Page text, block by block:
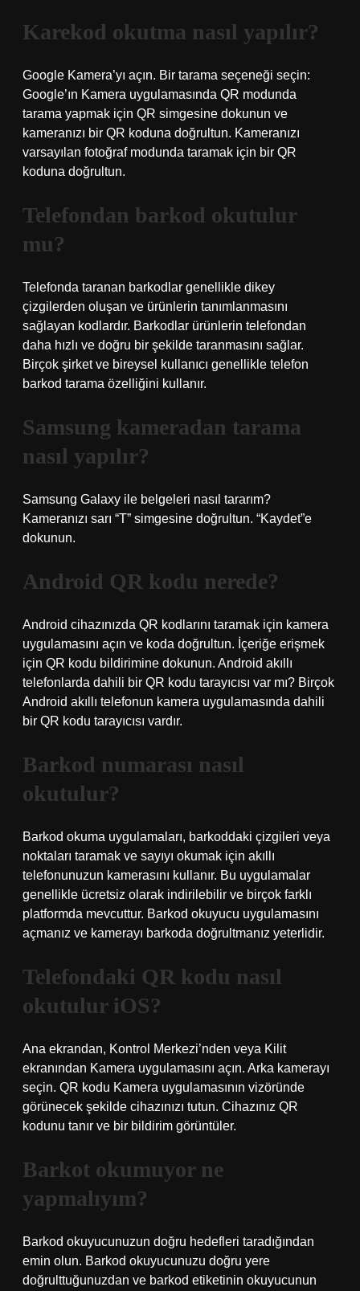
Karekod okutma nasıl yapılır?
Google Kamera’yı açın. Bir tarama seçeneği seçin:
Google’ın Kamera uygulamasında QR modunda
tarama yapmak için QR simgesine dokunun ve
kameranızı bir QR koduna doğrultun. Kameranızı
varsayılan fotoğraf modunda taramak için bir QR
koduna doğrultun.
Telefondan barkod okutulur
mu?
Telefonda taranan barkodlar genellikle dikey
çizgilerden oluşan ve ürünlerin tanımlanmasını
sağlayan kodlardır. Barkodlar ürünlerin telefondan
daha hızlı ve doğru bir şekilde taranmasını sağlar.
Birçok şirket ve bireysel kullanıcı genellikle telefon
barkod tarama özelliğini kullanır.
Samsung kameradan tarama
nasıl yapılır?
Samsung Galaxy ile belgeleri nasıl tararım?
Kameranızı sarı “T” simgesine doğrultun. “Kaydet”e
dokunun.
Android QR kodu nerede?
Android cihazınızda QR kodlarını taramak için kamera
uygulamasını açın ve koda doğrultun. İçeriğe erişmek
için QR kodu bildirimine dokunun. Android akıllı
telefonlarda dahili bir QR kodu tarayıcısı var mı? Birçok
Android akıllı telefonun kamera uygulamasında dahili
bir QR kodu tarayıcısı vardır.
Barkod numarası nasıl
okutulur?
Barkod okuma uygulamaları, barkoddaki çizgileri veya
noktaları taramak ve sayıyı okumak için akıllı
telefonunuzun kamerasını kullanır. Bu uygulamalar
genellikle ücretsiz olarak indirilebilir ve birçok farklı
platformda mevcuttur. Barkod okuyucu uygulamasını
açmanız ve kamerayı barkoda doğrultmanız yeterlidir.
Telefondaki QR kodu nasıl
okutulur iOS?
Ana ekrandan, Kontrol Merkezi’nden veya Kilit
ekranından Kamera uygulamasını açın. Arka kamerayı
seçin. QR kodu Kamera uygulamasının vizöründe
görünecek şekilde cihazınızı tutun. Cihazınız QR
kodunu tanır ve bir bildirim görüntüler.
Barkot okumuyor ne
yapmalıyım?
Barkod okuyucunuzun doğru hedefleri taradığından
emin olun. Barkod okuyucunuzu doğru yere
doğrulttuğunuzdan ve barkod etiketinin okuyucunun